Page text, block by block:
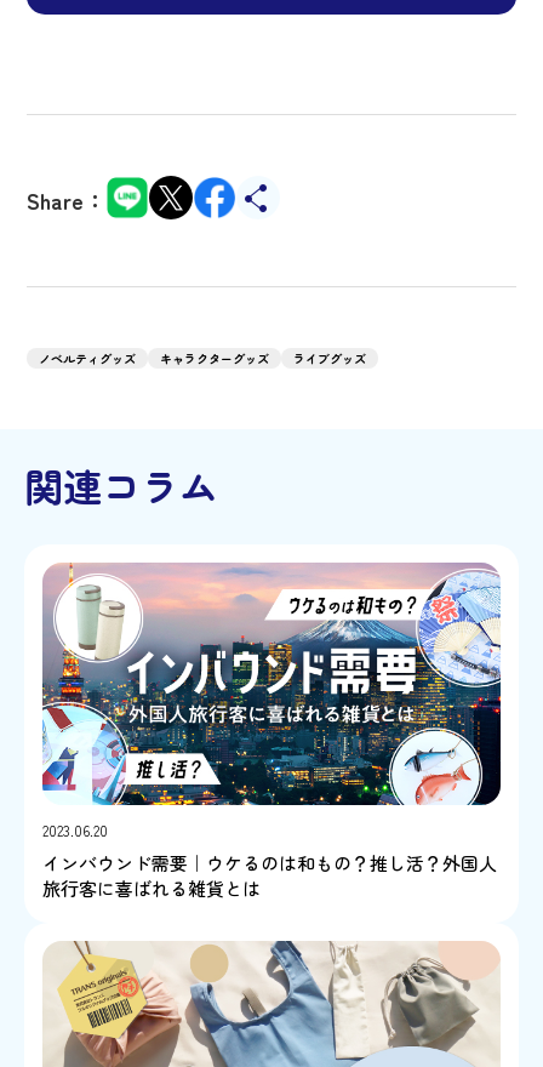
Share：
ノベルティグッズ キャラクターグッズ ライブグッズ
関連コラム
2023.06.20
インバウンド需要｜ウケるのは和もの？推し活？外国人
旅行客に喜ばれる雑貨とは